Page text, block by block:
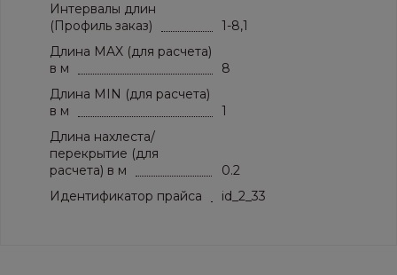
Интервалы длин
(Профиль заказ)
1-8,1
Длина MAX (для расчета)
в м
8
Длина MIN (для расчета)
в м
1
Длина нахлеста/
перекрытие (для
расчета) в м
0.2
Идентификатор прайса
id_2_33